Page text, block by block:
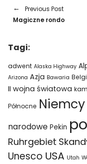
Previous Post
Magiczne rondo
Tagi:
adwent Alaska Highway
Arizona Azja Bawaria
II wojna światowa
Północne Niemcy
narodowe Pekin
Ruhrgebiet
Unesco USA Utah